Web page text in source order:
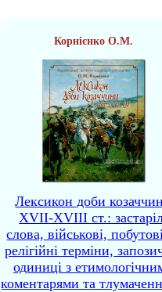
Корнієнко О.М.
Лексикон доби
XVII-XVIII ст.:
слова, військові,
релігійні терміни,
одиниці з
коментарями та